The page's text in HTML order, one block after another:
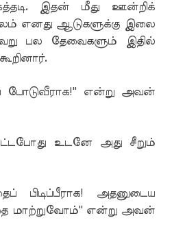
இதன் மீது ஊன்றிக்
எனது ஆடுகளுக்கு இலை
பல தேவைகளும் இதில்
போடுவீராக!'' என்று அவன்
உடனே அது சீறும்
பிடிப்பீராக! அதனுடைய
மாற்றுவோம்'' என்று அவன்